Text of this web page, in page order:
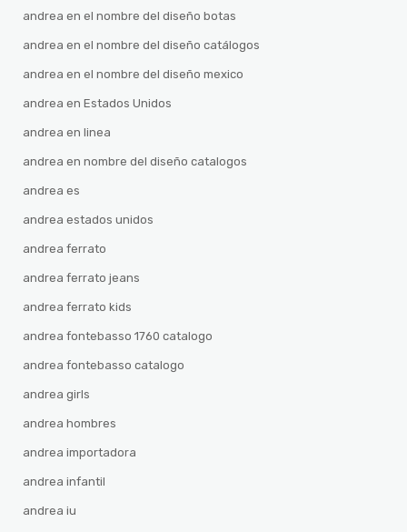
andrea en el nombre del diseño botas
andrea en el nombre del diseño catálogos
andrea en el nombre del diseño mexico
andrea en Estados Unidos
andrea en linea
andrea en nombre del diseño catalogos
andrea es
andrea estados unidos
andrea ferrato
andrea ferrato jeans
andrea ferrato kids
andrea fontebasso 1760 catalogo
andrea fontebasso catalogo
andrea girls
andrea hombres
andrea importadora
andrea infantil
andrea iu